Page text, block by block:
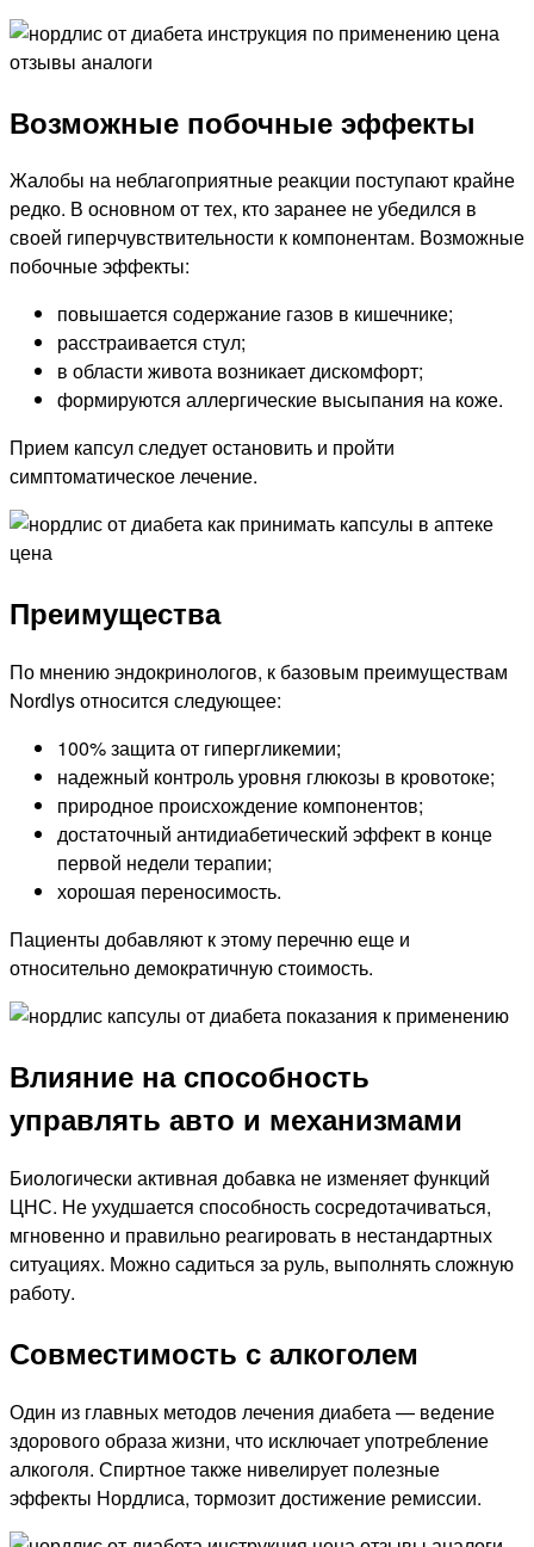
Возможные побочные эффекты
Жалобы на неблагоприятные реакции поступают крайне
редко. В основном от тех, кто заранее не убедился в
своей гиперчувствительности к компонентам. Возможные
побочные эффекты:
повышается содержание газов в кишечнике;
расстраивается стул;
в области живота возникает дискомфорт;
формируются аллергические высыпания на коже.
Прием капсул следует остановить и пройти
симптоматическое лечение.
Преимущества
По мнению эндокринологов, к базовым преимуществам
Nordlys относится следующее:
100% защита от гипергликемии;
надежный контроль уровня глюкозы в кровотоке;
природное происхождение компонентов;
достаточный антидиабетический эффект в конце
первой недели терапии;
хорошая переносимость.
Пациенты добавляют к этому перечню еще и
относительно демократичную стоимость.
Влияние на способность
управлять авто и механизмами
Биологически активная добавка не изменяет функций
ЦНС. Не ухудшается способность сосредотачиваться,
мгновенно и правильно реагировать в нестандартных
ситуациях. Можно садиться за руль, выполнять сложную
работу.
Совместимость с алкоголем
Один из главных методов лечения диабета — ведение
здорового образа жизни, что исключает употребление
алкоголя. Спиртное также нивелирует полезные
эффекты Нордлиса, тормозит достижение ремиссии.